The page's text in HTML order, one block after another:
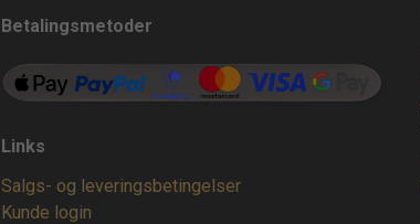
Betalingsmetoder
Links
Salgs- og leveringsbetingelser
Kunde login